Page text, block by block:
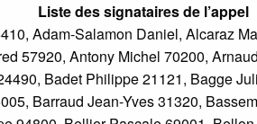
Liste des signataires de l’appel
Adam-Salamon Daniel, Alcaraz
57920, Antony Michel 70200,
Badet Philippe 21121, Bagge
Barraud Jean-Yves 31320,